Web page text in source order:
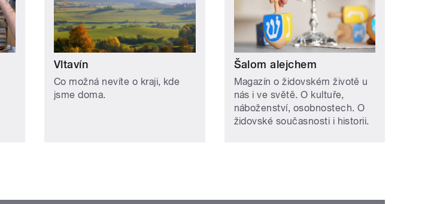
Vltavín
Co možná nevíte o kraji, kde
jsme doma.
Šalom alejchem
Magazín o židovském životě u
nás i ve světě. O kultuře,
náboženství, osobnostech. O
židovské současnosti i historii.